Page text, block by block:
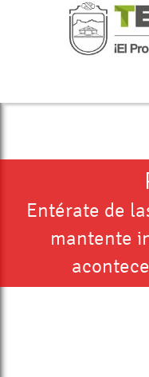
Entérate de
mantente